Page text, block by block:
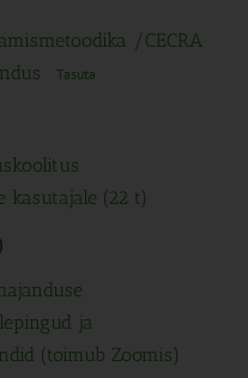
/CECRA
Tasuta
kasutajale (22 t)
ja
(toimub Zoomis)